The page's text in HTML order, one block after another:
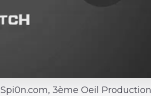
3ème Oeil Production